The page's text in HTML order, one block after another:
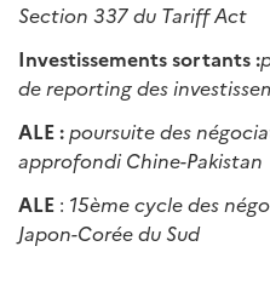
Section 337 du Tariff Act
Investissements sortants :
de reporting des
ALE : poursuite des
approfondi Chine-Pakistan
ALE : 15ème cycle des
Japon-Corée du Sud